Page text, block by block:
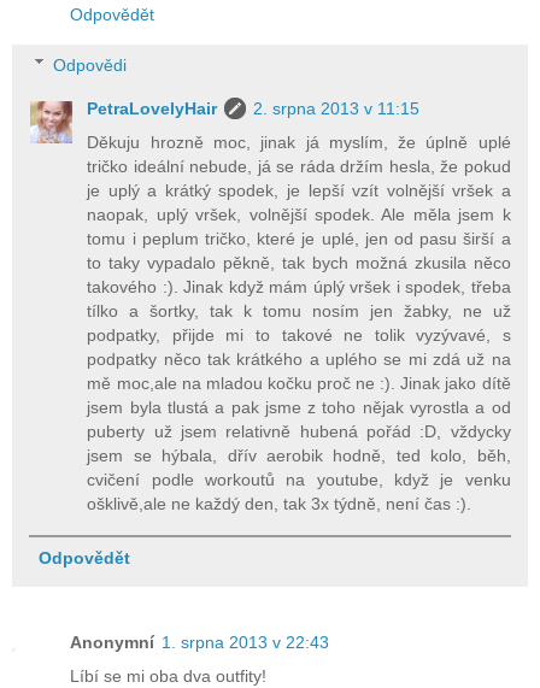
Odpovědět
Odpovědi
PetraLovelyHair
2. srpna 2013 v 11:15
Děkuju hrozně moc, jinak já myslím, že úplně uplé
tričko ideální nebude, já se ráda držím hesla, že pokud
je uplý a krátký spodek, je lepší vzít volnější vršek a
naopak, uplý vršek, volnější spodek. Ale měla jsem k
tomu i peplum tričko, které je uplé, jen od pasu širší a
to taky vypadalo pěkně, tak bych možná zkusila něco
takového :). Jinak když mám úplý vršek i spodek, třeba
tílko a šortky, tak k tomu nosím jen žabky, ne už
podpatky, přijde mi to takové ne tolik vyzývavé, s
podpatky něco tak krátkého a uplého se mi zdá už na
mě moc,ale na mladou kočku proč ne :). Jinak jako dítě
jsem byla tlustá a pak jsme z toho nějak vyrostla a od
puberty už jsem relativně hubená pořád :D, vždycky
jsem se hýbala, dřív aerobik hodně, ted kolo, běh,
cvičení podle workoutů na youtube, když je venku
ošklivě,ale ne každý den, tak 3x týdně, není čas :).
Odpovědět
Anonymní 1. srpna 2013 v 22:43
Líbí se mi oba dva outfity!